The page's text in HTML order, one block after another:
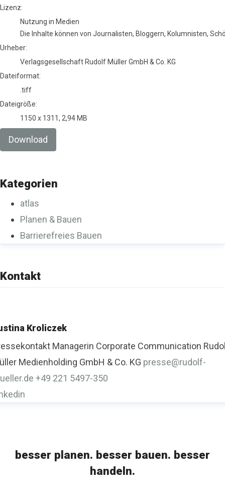
Verlagsgesellschaft Rudolf Müller GmbH & Co. KG
Lizenz:
Nutzung in Medien
Die Inhalte können von Journalisten, Bloggern, Kolumnisten,
Urheber:
Verlagsgesellschaft Rudolf Müller GmbH & Co. KG
Dateiformat:
.tiff
Dateigröße:
1150 x 1311, 2,94 MB
Download
Kategorien
atlas
Planen & Bauen
Barrierefreies Bauen
Kontakt
Kroliczek
Managerin Corporate Communication
Medienholding GmbH & Co. KG presse@rudolf-
+49 221 5497-350
besser planen. besser bauen. besser
handeln.